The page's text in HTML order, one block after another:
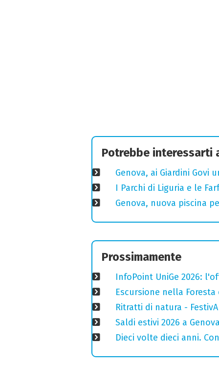
Potrebbe interessarti
Genova, ai Giardini
I Parchi di Liguria e le
Genova, nuova piscina
Prossimamente
InfoPoint UniGe 2026:
Escursione nella
Ritratti di natura -
Saldi estivi 2026 a
Dieci volte dieci anni.